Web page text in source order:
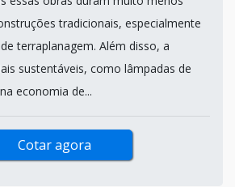
tradicionais, especialmente
terraplanagem. Além disso, a
sustentáveis, como lâmpadas de
economia de...
Cotar agora